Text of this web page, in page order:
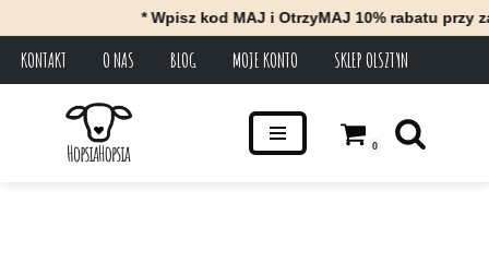
* Wpisz kod MAJ i OtrzyMAJ 10% rabatu przy
KONTAKT O NAS BLOG MOJE KONTO SKLEP OLSZTYN
0